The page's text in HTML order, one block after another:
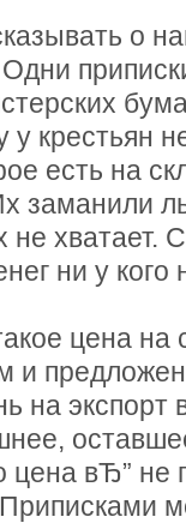
о
крестьян
есть на
заманили
не хватает.
ни у кого
цена на
и
на
цена вЂ” не
Приписками